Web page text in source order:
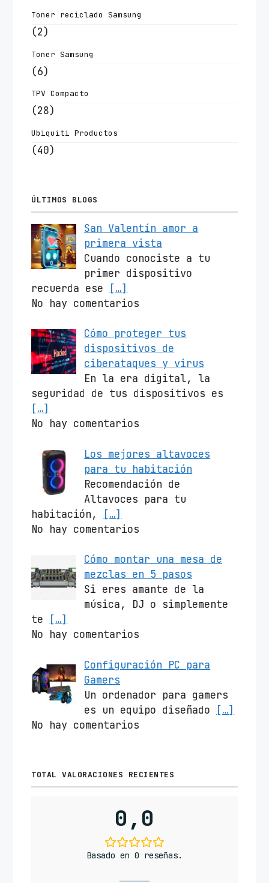
Toner reciclado Samsung
(2)
Toner Samsung
(6)
TPV Compacto
(28)
Ubiquiti Productos
(40)
ÚLTIMOS BLOGS
San Valentín amor a
primera vista
Cuando conociste a tu
primer dispositivo
recuerda ese
[…]
No hay comentarios
Cómo proteger tus
dispositivos de
ciberataques y virus
En la era digital, la
seguridad de tus dispositivos es
[…]
No hay comentarios
Los mejores altavoces
para tu habitación
Recomendación de
Altavoces para tu
habitación,
[…]
No hay comentarios
Cómo montar una mesa de
mezclas en 5 pasos
Si eres amante de la
música, DJ o simplemente
te
[…]
No hay comentarios
Configuración PC para
Gamers
Un ordenador para gamers
es un equipo diseñado
[…]
No hay comentarios
TOTAL VALORACIONES RECIENTES
0,0
Basado en 0 reseñas.